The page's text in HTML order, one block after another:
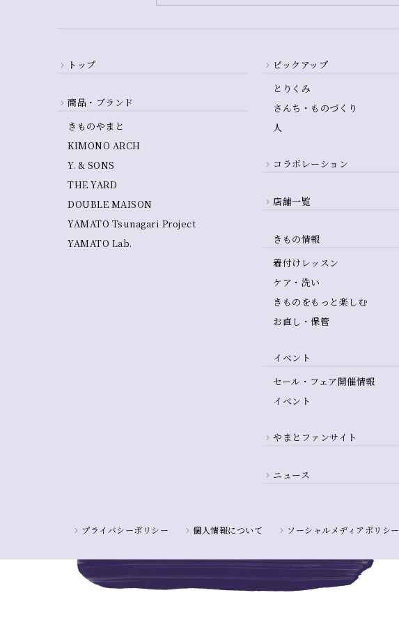
トップ
商品・ブランド
きものやまと
KIMONO ARCH
Y. & SONS
THE YARD
DOUBLE MAISON
YAMATO Tsunagari Project
YAMATO Lab.
ピックアップ
とりくみ
さんち・ものづくり
人
コラボレーション
店舗一覧
きもの情報
着付けレッスン
ケア・洗い
きものをもっと楽しむ
お直し・保管
イベント
セール・フェア開催情報
イベント
やまとファンサイト
ニュース
プライバシーポリシー 個人情報について ソーシャルメディアポリシー